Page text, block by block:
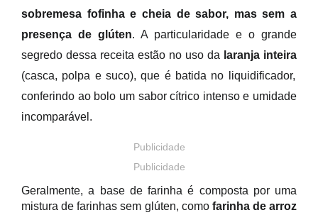
sobremesa fofinha e cheia de sabor, mas sem a
presença de glúten. A particularidade e o grande
segredo dessa receita estão no uso da laranja inteira
(casca, polpa e suco), que é batida no liquidificador,
conferindo ao bolo um sabor cítrico intenso e umidade
incomparável.
Publicidade
Publicidade
Geralmente, a base de farinha é composta por uma
mistura de farinhas sem glúten, como farinha de arroz